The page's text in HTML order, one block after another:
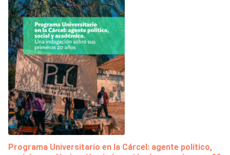
Programa Universitario en la Cárcel: agente político,